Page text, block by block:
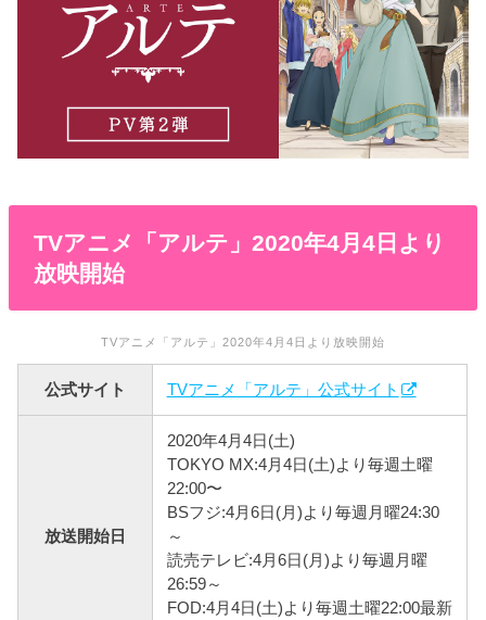
TVアニメ「アルテ」2020年4月4日より
放映開始
TVアニメ「アルテ」2020年4月4日より放映開始
公式サイト TVアニメ「アルテ」公式サイト
放送開始日
2020年4月4日(土)
TOKYO MX:4月4日(土)より毎週土曜
22:00〜
BSフジ:4月6日(月)より毎週月曜24:30
～
読売テレビ:4月6日(月)より毎週月曜
26:59～
FOD:4月4日(土)より毎週土曜22:00最新